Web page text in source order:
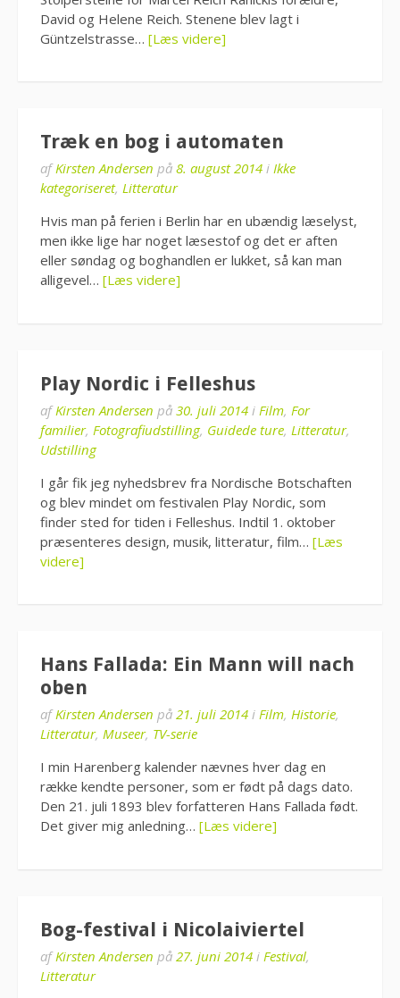
David og Helene Reich. Stenene blev lagt i
Güntzelstrasse… [Læs videre]
Træk en bog i automaten
afKirsten Andersen på 8. august 2014 i Ikke
kategoriseret, Litteratur
Hvis man på ferien i Berlin har en ubændig læselyst,
men ikke lige har noget læsestof og det er aften
eller søndag og boghandlen er lukket, så kan man
alligevel… [Læs videre]
Play Nordic i Felleshus
afKirsten Andersen på 30. juli 2014 i Film, For
familier, Fotografiudstilling, Guidede ture, Litteratur,
Udstilling
I går fik jeg nyhedsbrev fra Nordische Botschaften
og blev mindet om festivalen Play Nordic, som
finder sted for tiden i Felleshus. Indtil 1. oktober
præsenteres design, musik, litteratur, film… [Læs
videre]
Hans Fallada: Ein Mann will nach
oben
afKirsten Andersen på 21. juli 2014 i Film, Historie,
Litteratur, Museer, TV-serie
I min Harenberg kalender nævnes hver dag en
række kendte personer, som er født på dags dato.
Den 21. juli 1893 blev forfatteren Hans Fallada født.
Det giver mig anledning… [Læs videre]
Bog-festival i Nicolaiviertel
afKirsten Andersen på 27. juni 2014 i Festival,
Litteratur